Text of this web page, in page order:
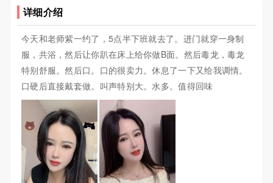
详细介绍
今天和老师紫一约了，5点半下班就去了。进门就穿一身制
服，共浴，然后让你趴在床上给你做B面。然后毒龙，毒龙
特别舒服。然后口。口的很卖力。休息了一下又给我调情。
口硬后直接戴套做。叫声特别大。水多。值得回味